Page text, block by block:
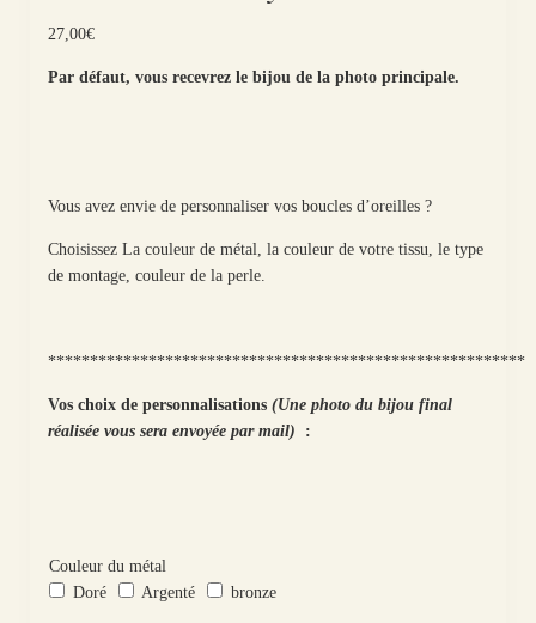
27,00€
Par défaut, vous recevrez le bijou de la photo principale.
Vous avez envie de personnaliser vos boucles d’oreilles ?
Choisissez La couleur de métal, la couleur de votre tissu, le type
de montage, couleur de la perle.
*********************************************************
Vos choix de personnalisations (Une photo du bijou final
réalisée vous sera envoyée par mail) :
Couleur du métal
Doré
Argenté bronze